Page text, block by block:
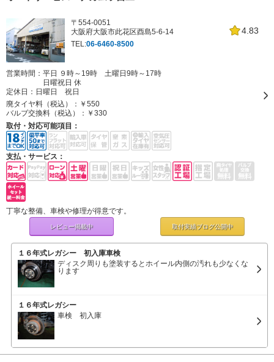
4.83
〒554-0051
大阪府大阪市此花区酉島5-6-14
TEL:06-6460-8500
営業時間：平日 ９時～19時 土曜日9時～17時
日曜祝日 休
定休日： 日曜日 祝日
廃タイヤ料（税込）： ￥550
バルブ交換料（税込）： ￥330
取付・対応可能項目：
支払・サービス：
丁寧な整備、車検や修理が得意です。
レビュー掲載中 取付実績ブログ公開中
１６年式レガシー 初入庫車検
ディスク周りも塗装するとホイール内側の汚れも少なくな
ります
１６年式レガシー
車検 初入庫